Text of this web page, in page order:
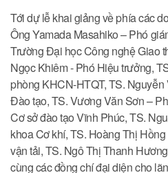
Tới dự lễ khai giảng về phía các
Ông Yamada Masahiko – Phó
Trường Đại học Công nghệ Giao
Ngọc Khiêm - Phó Hiệu trưởng,
phòng KHCN-HTQT, TS.
Đào tạo, TS. Vương Văn Sơn –
Cơ sở đào tạo Vĩnh Phúc, TS.
khoa Cơ khí, TS. Hoàng Thị
vận tải, TS. Ngô Thị Thanh
cùng các đồng chí đại diện cho